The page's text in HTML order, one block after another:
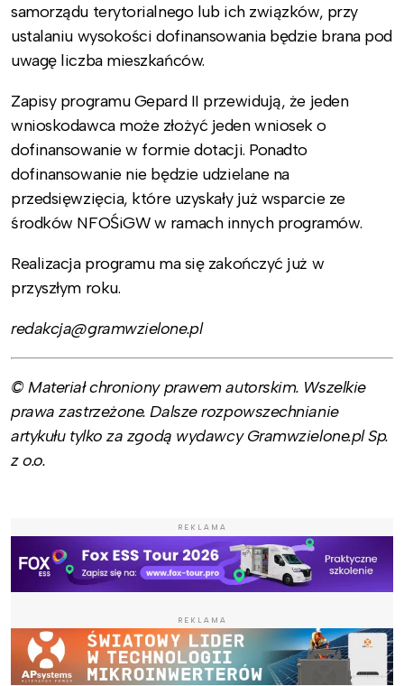
samorządu terytorialnego lub ich związków, przy
ustalaniu wysokości dofinansowania będzie brana pod
uwagę liczba mieszkańców.
Zapisy programu Gepard II przewidują, że jeden
wnioskodawca może złożyć jeden wniosek o
dofinansowanie w formie dotacji. Ponadto
dofinansowanie nie będzie udzielane na
przedsięwzięcia, które uzyskały już wsparcie ze
środków NFOŚiGW w ramach innych programów.
Realizacja programu ma się zakończyć już w
przyszłym roku.
redakcja@gramwzielone.pl
© Materiał chroniony prawem autorskim. Wszelkie
prawa zastrzeżone. Dalsze rozpowszechnianie
artykułu tylko za zgodą wydawcy Gramwzielone.pl Sp.
z o.o.
REKLAMA
REKLAMA